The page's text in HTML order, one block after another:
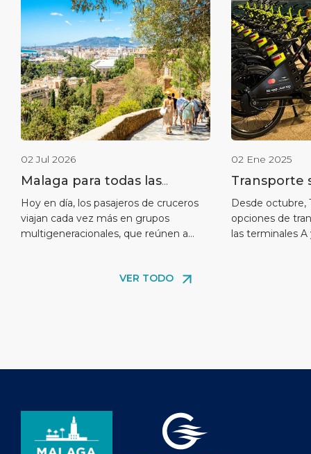
02 Jul 2026
Malaga para todas las
generaciones
Hoy en día, los pasajeros de cruceros
viajan cada vez más en grupos
multigeneracionales, que reúnen a
especialmente bien posicionada para
02 Ene 2025
Transporte
pasajeros y
Mobility
cruceros
Desde octubre,
opciones de
las terminales
VER TODO